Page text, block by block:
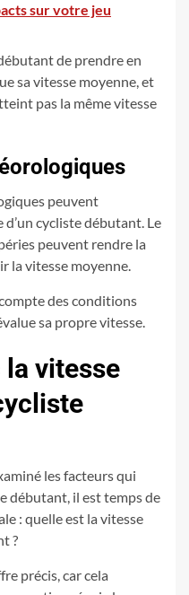
sur votre jeu
de prendre en
sa vitesse moyenne, et
pas la même vitesse
peuvent
cycliste débutant. Le
peuvent rendre la
la vitesse moyenne.
des conditions
sa propre vitesse.
la vitesse
les facteurs qui
débutant, il est temps de
: quelle est la vitesse
?
précis, car cela